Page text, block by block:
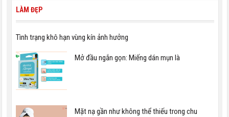
LÀM ĐẸP
Tình trạng khô hạn vùng kín ảnh hưởng
Mở đầu ngắn gọn: Miếng dán mụn là
Mặt nạ gần như không thể thiếu trong chu